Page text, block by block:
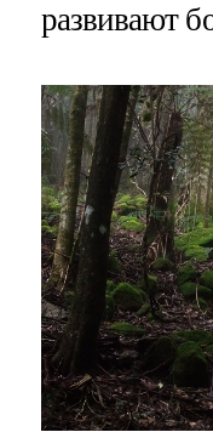
развивают